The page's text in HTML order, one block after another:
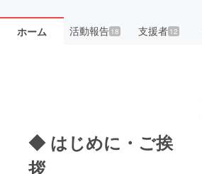
ホーム 活動報告18 支援者 12
◆ はじめに・ご挨
拶